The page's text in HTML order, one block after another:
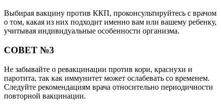
Выбирая вакцину против ККП, проконсультируйтесь с врачом
о том, какая из них подходит именно вам или вашему ребенку,
учитывая индивидуальные особенности организма.
СОВЕТ №3
Не забывайте о ревакцинации против кори, краснухи и
паротита, так как иммунитет может ослабевать со временем.
Следуйте рекомендациям врача относительно периодичности
повторной вакцинации.